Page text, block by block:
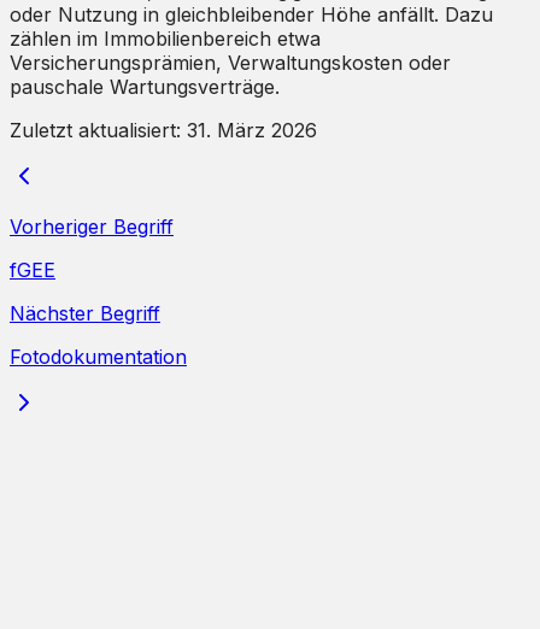
oder Nutzung in gleichbleibender Höhe anfällt. Dazu
zählen im Immobilienbereich etwa
Versicherungsprämien, Verwaltungskosten oder
pauschale Wartungsverträge.
Zuletzt aktualisiert: 31. März 2026
Vorheriger Begriff
fGEE
Nächster Begriff
Fotodokumentation